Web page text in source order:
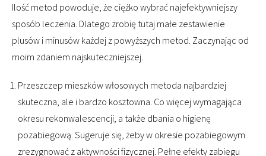
Ilość metod powoduje, że ciężko wybrać najefektywniejszy
sposób leczenia. Dlatego zrobię tutaj małe zestawienie
plusów i minusów każdej z powyższych metod. Zaczynając od
moim zdaniem najskuteczniejszej.
Przeszczep mieszków włosowych metoda najbardziej
skuteczna, ale i bardzo kosztowna. Co więcej wymagająca
okresu rekonwalescencji, a także dbania o higienę
pozabiegową. Sugeruje się, żeby w okresie pozabiegowym
zrezygnować z aktywności fizycznej. Pełne efekty zabiegu